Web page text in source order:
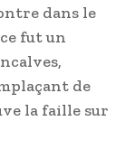
dans le
fut un
de
la faille sur